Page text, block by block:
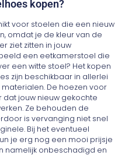
kopen?
voor stoelen die een nieuw
omdat je de kleur van de
ziet zitten in jouw
een eetkamerstoel die
een witte stoel? Het kopen
zijn beschikbaar in allerlei
De hoezen voor
jouw nieuw gekochte
Ze behouden de
is vervanging niet snel
Bij het eventueel
je erg nog een mooi prijsje
namelijk onbeschadigd en